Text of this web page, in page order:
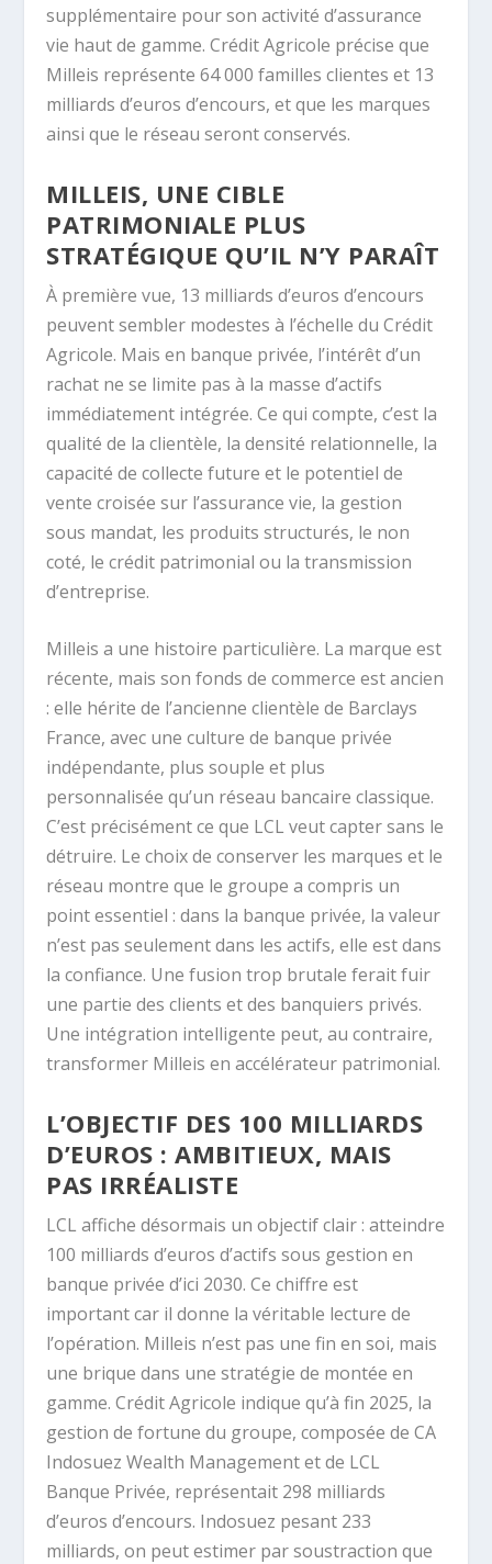
supplémentaire pour son activité d’assurance
vie haut de gamme. Crédit Agricole précise que
Milleis représente 64 000 familles clientes et 13
milliards d’euros d’encours, et que les marques
ainsi que le réseau seront conservés.
MILLEIS, UNE CIBLE
PATRIMONIALE PLUS
STRATÉGIQUE QU’IL N’Y PARAÎT
À première vue, 13 milliards d’euros d’encours
peuvent sembler modestes à l’échelle du Crédit
Agricole. Mais en banque privée, l’intérêt d’un
rachat ne se limite pas à la masse d’actifs
immédiatement intégrée. Ce qui compte, c’est la
qualité de la clientèle, la densité relationnelle, la
capacité de collecte future et le potentiel de
vente croisée sur l’assurance vie, la gestion
sous mandat, les produits structurés, le non
coté, le crédit patrimonial ou la transmission
d’entreprise.
Milleis a une histoire particulière. La marque est
récente, mais son fonds de commerce est ancien
: elle hérite de l’ancienne clientèle de Barclays
France, avec une culture de banque privée
indépendante, plus souple et plus
personnalisée qu’un réseau bancaire classique.
C’est précisément ce que LCL veut capter sans le
détruire. Le choix de conserver les marques et le
réseau montre que le groupe a compris un
point essentiel : dans la banque privée, la valeur
n’est pas seulement dans les actifs, elle est dans
la confiance. Une fusion trop brutale ferait fuir
une partie des clients et des banquiers privés.
Une intégration intelligente peut, au contraire,
transformer Milleis en accélérateur patrimonial.
L’OBJECTIF DES 100 MILLIARDS
D’EUROS : AMBITIEUX, MAIS
PAS IRRÉALISTE
LCL affiche désormais un objectif clair : atteindre
100 milliards d’euros d’actifs sous gestion en
banque privée d’ici 2030. Ce chiffre est
important car il donne la véritable lecture de
l’opération. Milleis n’est pas une fin en soi, mais
une brique dans une stratégie de montée en
gamme. Crédit Agricole indique qu’à fin 2025, la
gestion de fortune du groupe, composée de CA
Indosuez Wealth Management et de LCL
Banque Privée, représentait 298 milliards
d’euros d’encours. Indosuez pesant 233
milliards, on peut estimer par soustraction que